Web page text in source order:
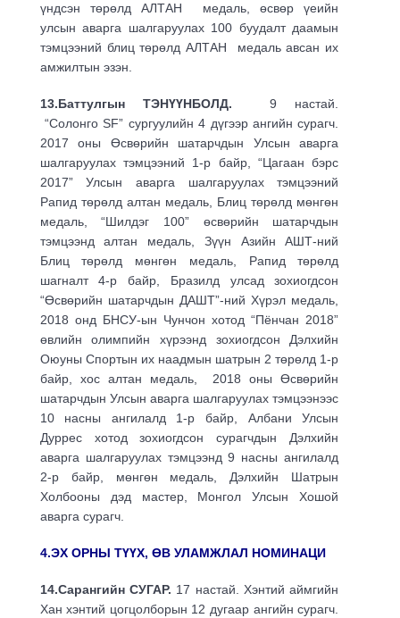
үндсэн төрөлд АЛТАН медаль, өсвөр үеийн
улсын аварга шалгаруулах 100 буудалт даамын
тэмцээний блиц төрөлд АЛТАН медаль авсан их
амжилтын эзэн.
13.Баттулгын ТЭНҮҮНБОЛД. 9 настай.
“Солонго SF” сургуулийн 4 дүгээр ангийн сурагч.
2017 оны Өсвөрийн шатарчдын Улсын аварга
шалгаруулах тэмцээний 1-р байр, “Цагаан бэрс
2017” Улсын аварга шалгаруулах тэмцээний
Рапид төрөлд алтан медаль, Блиц төрөлд мөнгөн
медаль, “Шилдэг 100” өсвөрийн шатарчдын
тэмцээнд алтан медаль, Зүүн Азийн АШТ-ний
Блиц төрөлд мөнгөн медаль, Рапид төрөлд
шагналт 4-р байр, Бразилд улсад зохиогдсон
“Өсвөрийн шатарчдын ДАШТ”-ний Хүрэл медаль,
2018 онд БНСУ-ын Чунчон хотод “Пёнчан 2018”
өвлийн олимпийн хүрээнд зохиогдсон Дэлхийн
Оюуны Спортын их наадмын шатрын 2 төрөлд 1-р
байр, хос алтан медаль, 2018 оны Өсвөрийн
шатарчдын Улсын аварга шалгаруулах тэмцээнээс
10 насны ангилалд 1-р байр, Албани Улсын
Дуррес хотод зохиогдсон сурагчдын Дэлхийн
аварга шалгаруулах тэмцээнд 9 насны ангилалд
2-р байр, мөнгөн медаль, Дэлхийн Шатрын
Холбооны дэд мастер, Монгол Улсын Хошой
аварга сурагч.
4.ЭХ ОРНЫ ТҮҮХ, ӨВ УЛАМЖЛАЛ НОМИНАЦИ
14.Сарангийн СУГАР. 17 настай. Хэнтий аймгийн
Хан хэнтий цогцолборын 12 дугаар ангийн сурагч.